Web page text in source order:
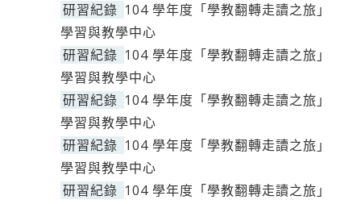
研習紀錄 104 學年度「學教翻轉走讀之旅」
學習與教學中心
研習紀錄 104 學年度「學教翻轉走讀之旅」
學習與教學中心
研習紀錄 104 學年度「學教翻轉走讀之旅」
學習與教學中心
研習紀錄 104 學年度「學教翻轉走讀之旅」
學習與教學中心
研習紀錄 104 學年度「學教翻轉走讀之旅」